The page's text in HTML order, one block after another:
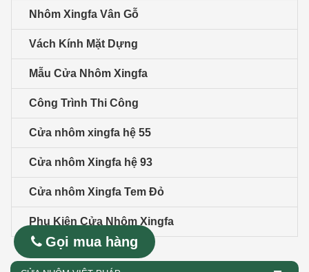
Nhôm Xingfa Vân Gỗ
Vách Kính Mặt Dựng
Mẫu Cửa Nhôm Xingfa
Công Trình Thi Công
Cửa nhôm xingfa hệ 55
Cửa nhôm Xingfa hệ 93
Cửa nhôm Xingfa Tem Đỏ
Phụ Kiện Cửa Nhôm Xingfa
Gọi mua hàng